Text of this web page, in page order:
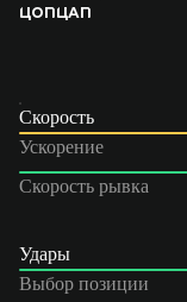
ЦОПЦАП
Скорость
Ускорение
Скорость рывка
Удары
Выбор позиции